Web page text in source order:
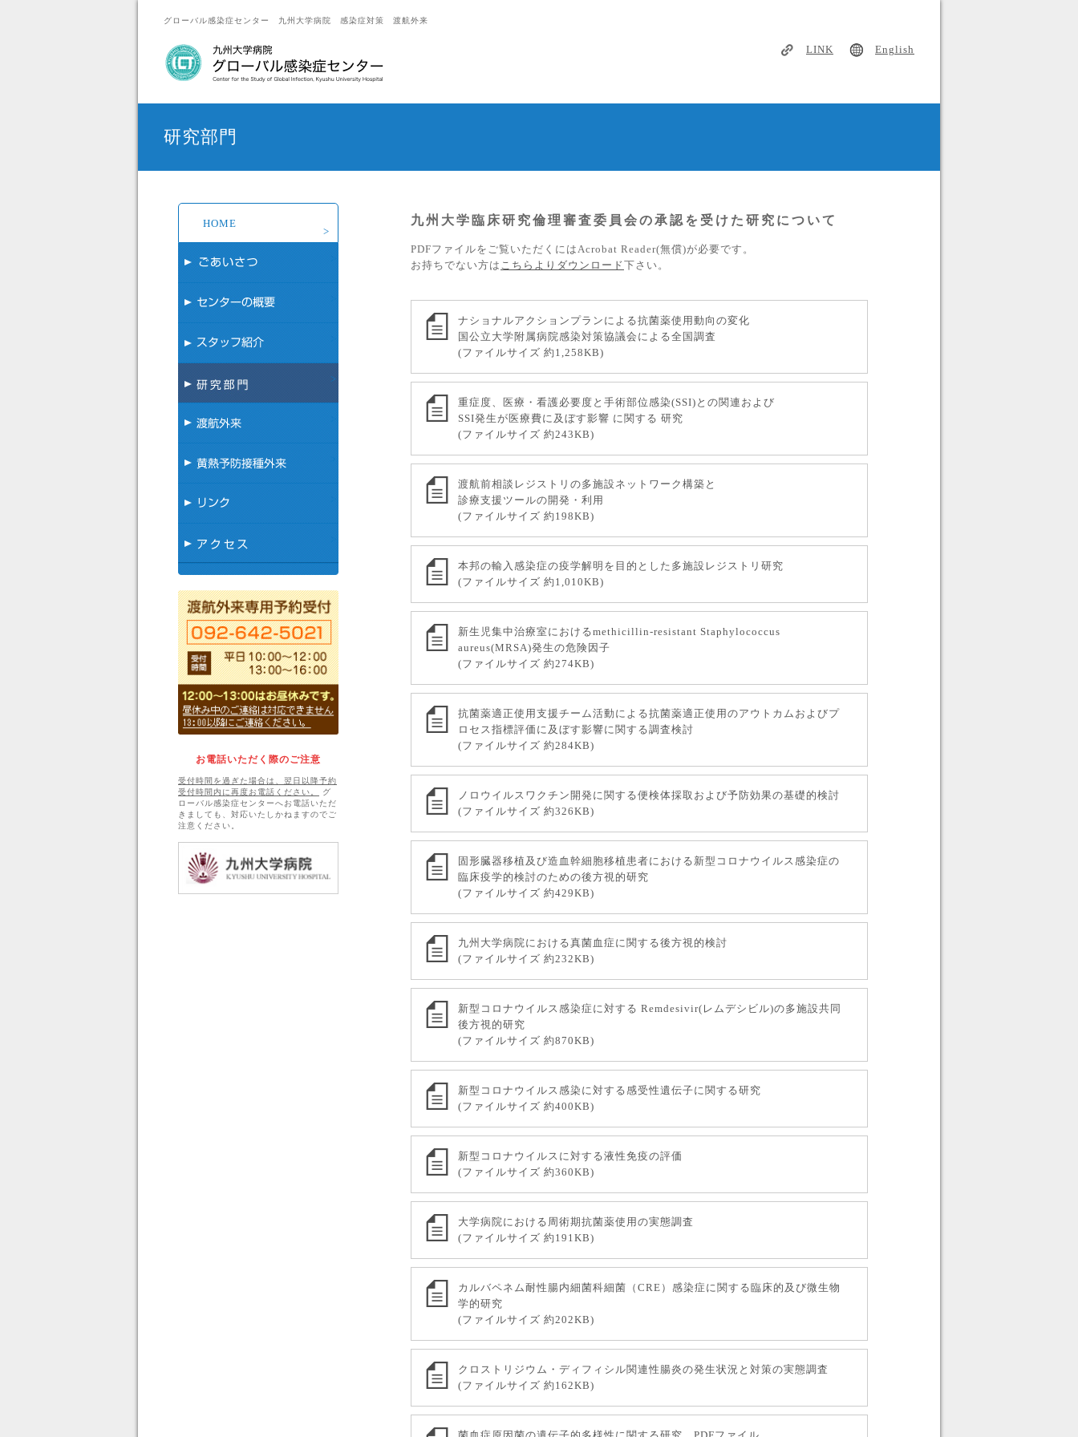
グローバル感染症センター 九州大学病院 感染症対策 渡航外来
LINK English
研究部門
九州大学臨床研究倫理審査委員会の承認を受けた研究について
PDFファイルをご覧いただくにはAcrobat Reader(無償)が必要です。
お持ちでない方は こちらよりダウンロード 下さい。
ナショナルアクションプランによる抗菌薬使用動向の変化
国公立大学附属病院感染対策協議会による全国調査
(ファイルサイズ 約1,258KB)
重症度、医療・看護必要度と手術部位感染(SSI)との関連および
SSI発生が医療費に及ぼす影響 に関する 研究
(ファイルサイズ 約243KB)
渡航前相談レジストリの多施設ネットワーク構築と
診療支援ツールの開発・利用
(ファイルサイズ 約198KB)
本邦の輸入感染症の疫学解明を目的とした多施設レジストリ研究
(ファイルサイズ 約1,010KB)
新生児集中治療室におけるmethicillin-resistant Staphylococcus
aureus(MRSA)発生の危険因子
(ファイルサイズ 約274KB)
抗菌薬適正使用支援チーム活動による抗菌薬適正使用のアウトカムおよびプ
ロセス指標評価に及ぼす影響に関する調査検討
(ファイルサイズ 約284KB)
ノロウイルスワクチン開発に関する便検体採取および予防効果の基礎的検討
(ファイルサイズ 約326KB)
固形臓器移植及び造血幹細胞移植患者における新型コロナウイルス感染症の
臨床疫学的検討のための後方視的研究
(ファイルサイズ 約429KB)
九州大学病院における真菌血症に関する後方視的検討
(ファイルサイズ 約232KB)
新型コロナウイルス感染症に対する Remdesivir(レムデシビル)の多施設共同
後方視的研究
(ファイルサイズ 約870KB)
新型コロナウイルス感染に対する感受性遺伝子に関する研究
(ファイルサイズ 約400KB)
新型コロナウイルスに対する液性免疫の評価
(ファイルサイズ 約360KB)
大学病院における周術期抗菌薬使用の実態調査
(ファイルサイズ 約191KB)
カルバペネム耐性腸内細菌科細菌（CRE）感染症に関する臨床的及び微生物
学的研究
(ファイルサイズ 約202KB)
クロストリジウム・ディフィシル関連性腸炎の発生状況と対策の実態調査
(ファイルサイズ 約162KB)
HOME
お電話いただく際のご注意
受付時間を過ぎた場合は、翌日以降予約
受付時間内に再度お電話ください。
グ
ローバル感染症センターへお電話いただ
きましても、対応いたしかねますのでご
注意ください。